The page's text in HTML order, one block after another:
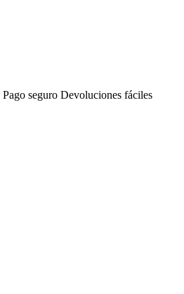
Pago seguro Devoluciones fáciles